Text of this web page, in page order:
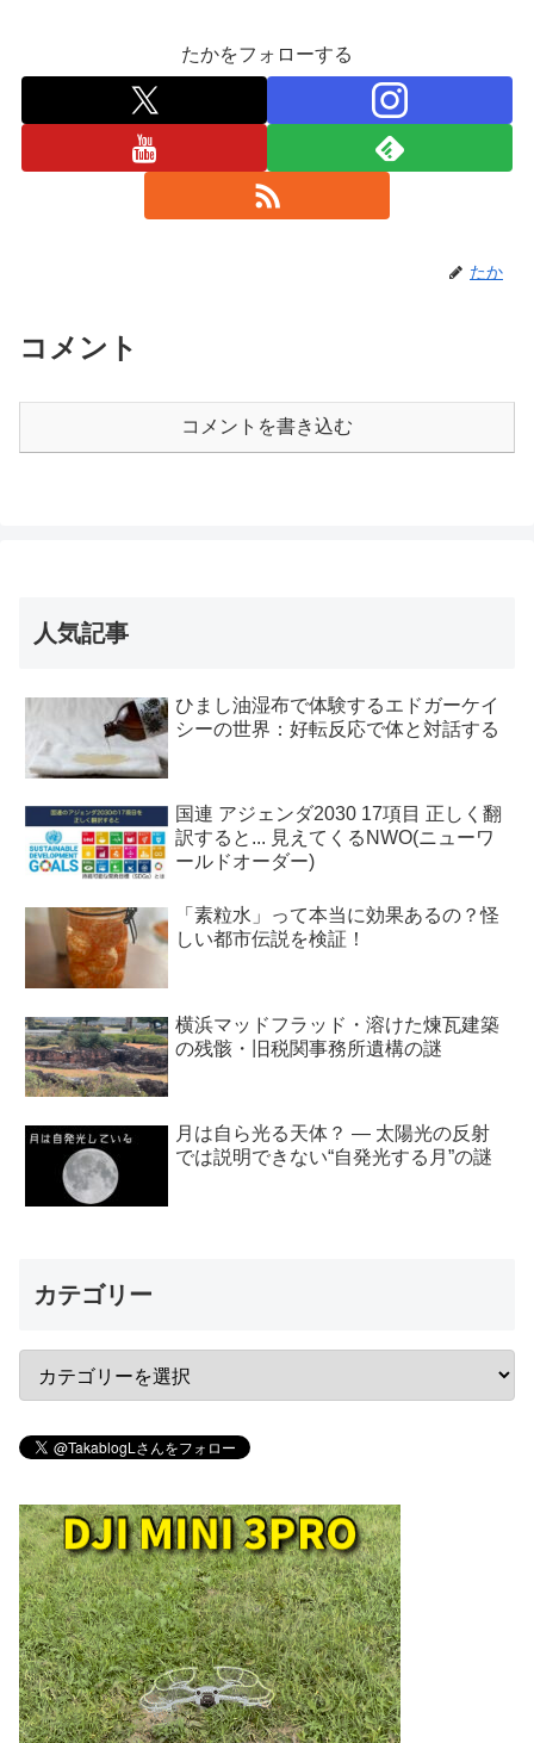
たかをフォローする
たか
コメント
コメントを書き込む
人気記事
ひまし油湿布で体験するエドガーケイ
シーの世界：好転反応で体と対話する
国連 アジェンダ2030 17項目 正しく翻
訳すると... 見えてくるNWO(ニューワ
ールドオーダー)
「素粒水」って本当に効果あるの？怪
しい都市伝説を検証！
横浜マッドフラッド・溶けた煉瓦建築
の残骸・旧税関事務所遺構の謎
月は自ら光る天体？ ― 太陽光の反射
では説明できない“自発光する月”の謎
カテゴリー